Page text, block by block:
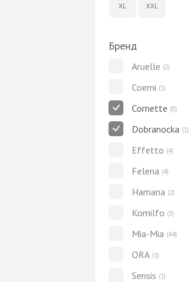
XL XXL
Бренд
Aruelle (2)
Coemi (1)
Cornette (0)
Dobranocka (1)
Effetto (4)
Felena (4)
Hamana (2)
Komilfo (3)
Mia-Mia (44)
ORA (1)
Sensis (1)